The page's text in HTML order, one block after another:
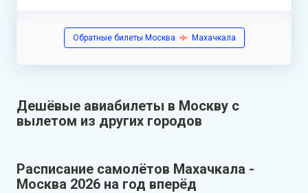
Обратные билеты Москва Махачкала
Дешёвые авиабилеты в Москву с
вылетом из других городов
Расписание самолётов Махачкала -
Москва 2026 на год вперёд